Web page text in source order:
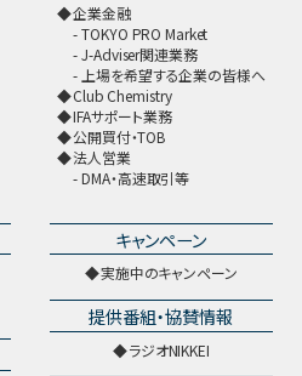
企業金融
TOKYO PRO Market
J-Adviser関連業務
上場を希望する企業の皆様へ
Club Chemistry
IFAサポート業務
公開買付・TOB
法人営業
DMA・高速取引等
キャンペーン
実施中のキャンペーン
提供番組・協賛情報
ラジオNIKKEI